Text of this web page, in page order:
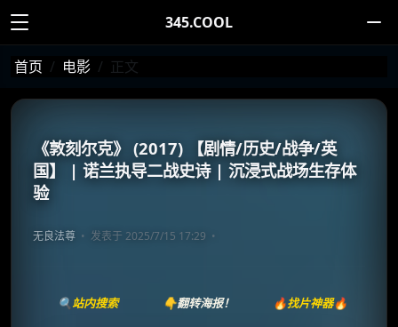
345.COOL
首页 电影 正文
《敦刻尔克》 (2017) 【剧情/历史/战争/英
国】 | 诺兰执导二战史诗 | 沉浸式战场生存体
验
无良法尊 发表于 2025/7/15 17:29
🔍站内搜索 👇翻转海报！ 🔥找片神器🔥